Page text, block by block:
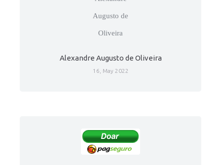
Alexandre Augusto de Oliveira
16, May 2022